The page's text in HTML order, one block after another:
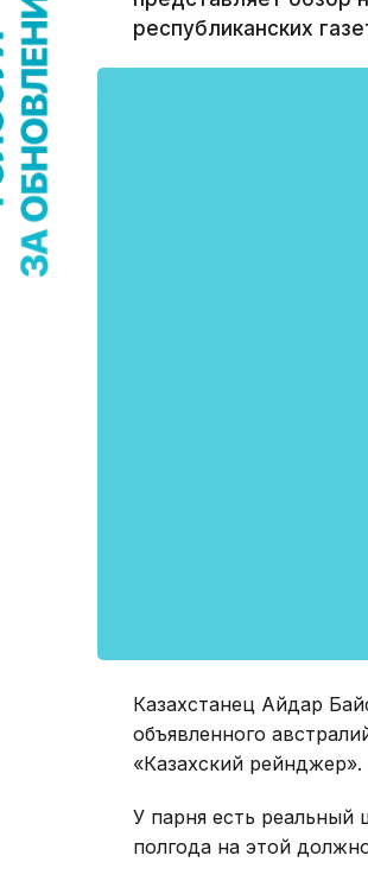
республиканских
Казахстанец Айдар
объявленного
«Казахский рейнджер».
У парня есть
полгода на этой